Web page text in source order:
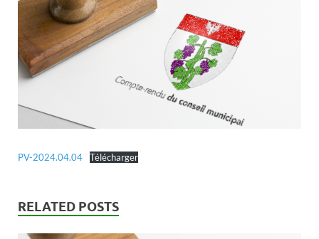
PV-2024.04.04 Télécharger
RELATED POSTS